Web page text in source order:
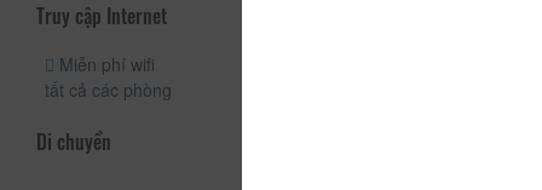
Truy cập Internet
Miễn phí wifi
tất cả các phòng
Di chuyển